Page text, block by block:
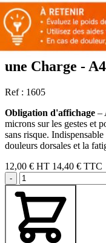
Affiche Gestes
une Charge -
Ref : 1605
Obligation d'affichage –
microns sur les gestes et
sans risque.
douleurs dorsales et la
12,00 € HT 14,40 € TTC
-